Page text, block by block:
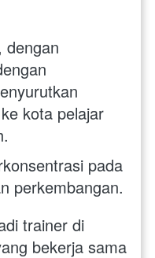
dengan
kota pelajar
pada
trainer di
bekerja sama